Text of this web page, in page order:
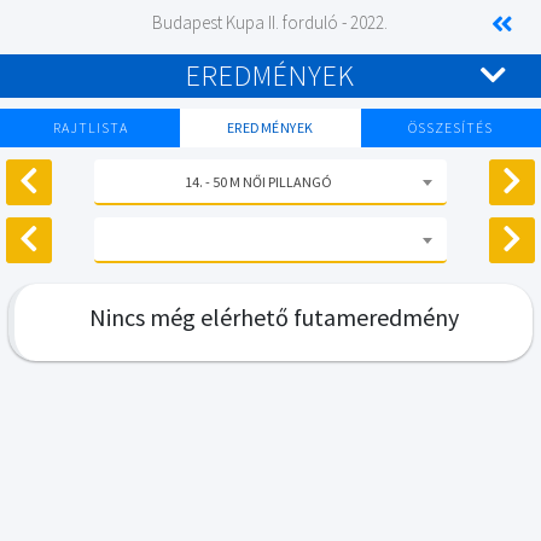
Budapest Kupa II. forduló - 2022.
EREDMÉNYEK
RAJTLISTA EREDMÉNYEK ÖSSZESÍTÉS
14. - 50 M NŐI PILLANGÓ
Nincs még elérhető futameredmény